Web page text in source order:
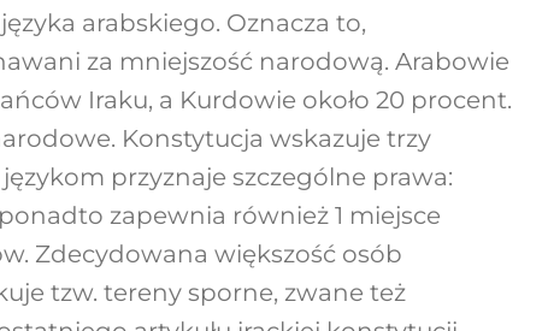
arabskiego. Oznacza to,
za mniejszość narodową. Arabowie
Iraku, a Kurdowie około 20 procent.
Konstytucja wskazuje trzy
przyznaje szczególne prawa:
zapewnia również 1 miejsce
Zdecydowana większość osób
tzw. tereny sporne, zwane też